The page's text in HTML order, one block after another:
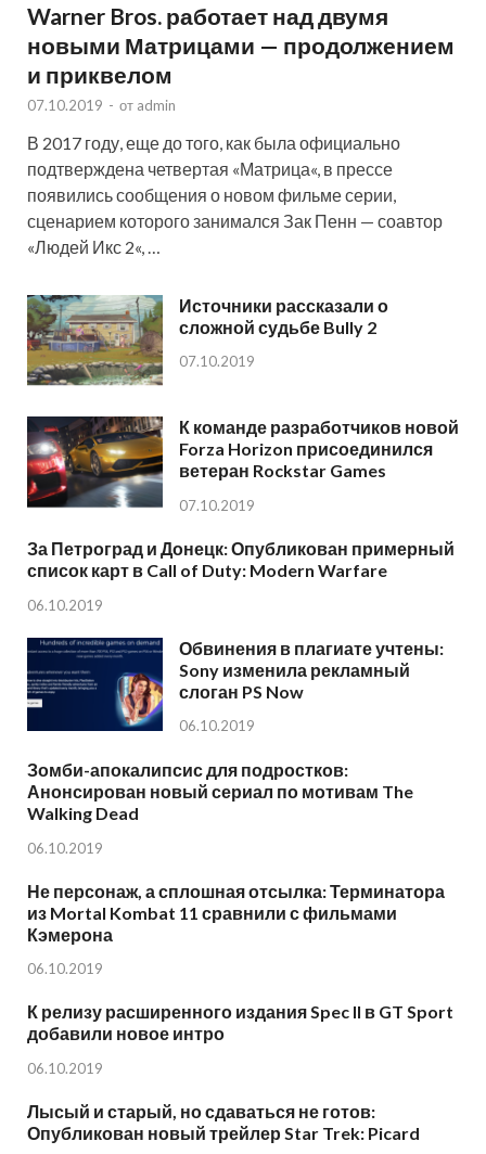
Warner Bros. работает над двумя
новыми Матрицами — продолжением
и приквелом
07.10.2019 - от admin
В 2017 году, еще до того, как была официально
подтверждена четвертая «Матрица«, в прессе
появились сообщения о новом фильме серии,
сценарием которого занимался Зак Пенн — соавтор
«Людей Икс 2«, …
Источники рассказали о
сложной судьбе Bully 2
07.10.2019
К команде разработчиков новой
Forza Horizon присоединился
ветеран Rockstar Games
07.10.2019
За Петроград и Донецк: Опубликован примерный
список карт в Call of Duty: Modern Warfare
06.10.2019
Обвинения в плагиате учтены:
Sony изменила рекламный
слоган PS Now
06.10.2019
Зомби-апокалипсис для подростков:
Анонсирован новый сериал по мотивам The
Walking Dead
06.10.2019
Не персонаж, а сплошная отсылка: Терминатора
из Mortal Kombat 11 сравнили с фильмами
Кэмерона
06.10.2019
К релизу расширенного издания Spec II в GT Sport
добавили новое интро
06.10.2019
Лысый и старый, но сдаваться не готов:
Опубликован новый трейлер Star Trek: Picard